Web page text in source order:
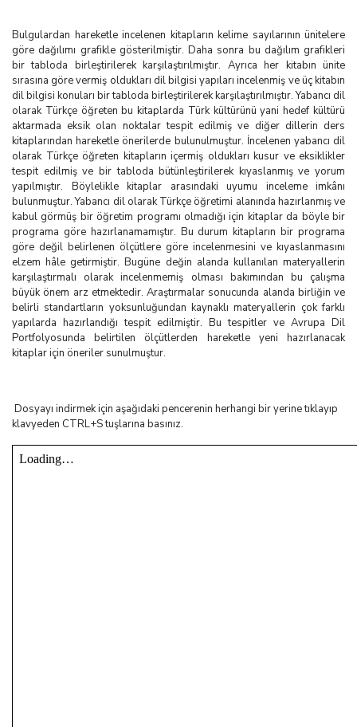
Bulgulardan hareketle incelenen kitapların kelime sayılarının ünitelere
göre dağılımı grafikle gösterilmiştir. Daha sonra bu dağılım grafikleri
bir tabloda birleştirilerek karşılaştırılmıştır. Ayrıca her kitabın ünite
sırasına göre vermiş oldukları dil bilgisi yapıları incelenmiş ve üç kitabın
dil bilgisi konuları bir tabloda birleştirilerek karşılaştırılmıştır. Yabancı dil
olarak Türkçe öğreten bu kitaplarda Türk kültürünü yani hedef kültürü
aktarmada eksik olan noktalar tespit edilmiş ve diğer dillerin ders
kitaplarından hareketle önerilerde bulunulmuştur. İncelenen yabancı dil
olarak Türkçe öğreten kitapların içermiş oldukları kusur ve eksiklikler
tespit edilmiş ve bir tabloda bütünleştirilerek kıyaslanmış ve yorum
yapılmıştır. Böylelikle kitaplar arasındaki uyumu inceleme imkânı
bulunmuştur. Yabancı dil olarak Türkçe öğretimi alanında hazırlanmış ve
kabul görmüş bir öğretim programı olmadığı için kitaplar da böyle bir
programa göre hazırlanamamıştır. Bu durum kitapların bir programa
göre değil belirlenen ölçütlere göre incelenmesini ve kıyaslanmasını
elzem hâle getirmiştir. Bugüne değin alanda kullanılan materyallerin
karşılaştırmalı olarak incelenmemiş olması bakımından bu çalışma
büyük önem arz etmektedir. Araştırmalar sonucunda alanda birliğin ve
belirli standartların yoksunluğundan kaynaklı materyallerin çok farklı
yapılarda hazırlandığı tespit edilmiştir. Bu tespitler ve Avrupa Dil
Portfolyosunda belirtilen ölçütlerden hareketle yeni hazırlanacak
kitaplar için öneriler sunulmuştur.
Dosyayı indirmek için aşağıdaki pencerenin herhangi bir yerine tıklayıp
klavyeden CTRL+S tuşlarına basınız.